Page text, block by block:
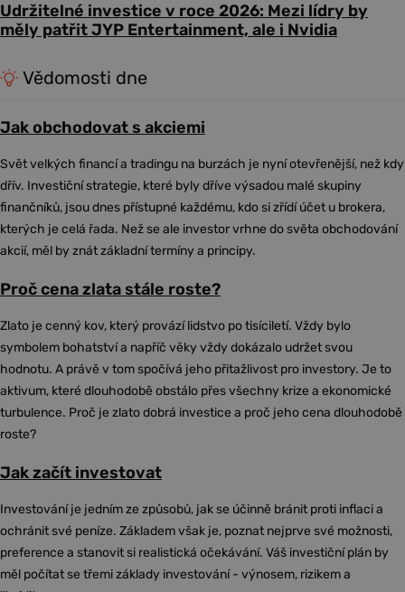
Udržitelné investice v roce 2026: Mezi lídry by
měly patřit JYP Entertainment, ale i Nvidia
Vědomosti dne
Jak obchodovat s akciemi
Svět velkých financí a tradingu na burzách je nyní otevřenější, než kdy
dřív. Investiční strategie, které byly dříve výsadou malé skupiny
finančníků, jsou dnes přístupné každému, kdo si zřídí účet u brokera,
kterých je celá řada. Než se ale investor vrhne do světa obchodování
akcií, měl by znát základní termíny a principy.
Proč cena zlata stále roste?
Zlato je cenný kov, který provází lidstvo po tisíciletí. Vždy bylo
symbolem bohatství a napříč věky vždy dokázalo udržet svou
hodnotu. A právě v tom spočívá jeho přitažlivost pro investory. Je to
aktivum, které dlouhodobě obstálo přes všechny krize a ekonomické
turbulence. Proč je zlato dobrá investice a proč jeho cena dlouhodobě
roste?
Jak začít investovat
Investování je jedním ze způsobů, jak se účinně bránit proti inflaci a
ochránit své peníze. Základem však je, poznat nejprve své možnosti,
preference a stanovit si realistická očekávání. Váš investiční plán by
měl počítat se třemi základy investování - výnosem, rizikem a